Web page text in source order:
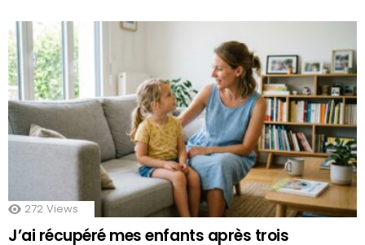
272 Views
J’ai récupéré mes enfants après trois